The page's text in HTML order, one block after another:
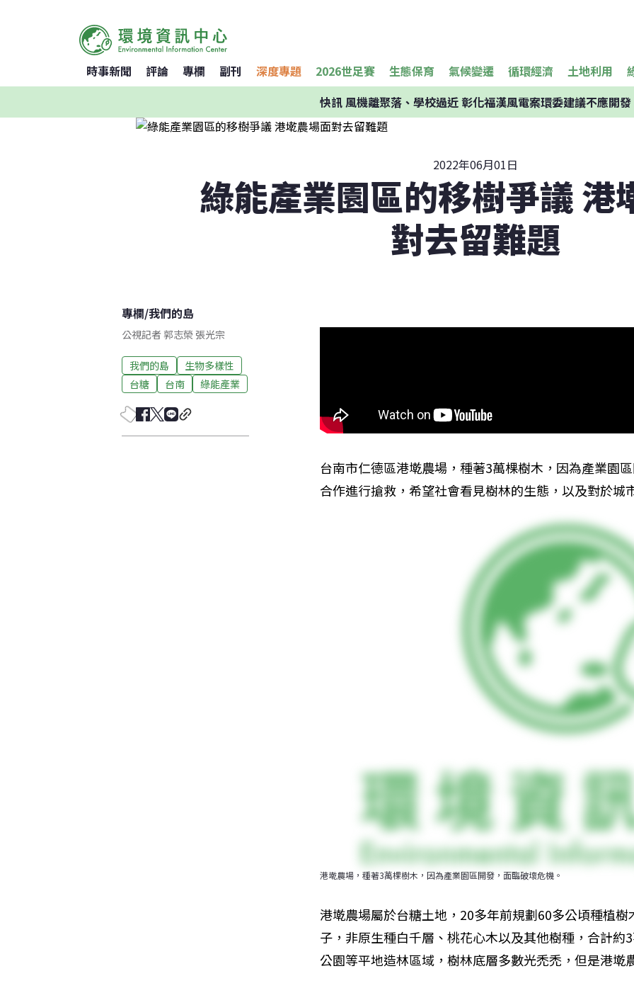
時事新聞 評論 專欄 副刊 深度專題 2026世足賽 生態保育 氣候變遷 循環經濟 土地利用
快訊風機離聚落、學校過近 彰化福漢風電案環委建議不應開發
2022年06月01日
綠能產業園區的移樹爭議 港
對去留難題
專欄/我們的島
公視記者 郭志榮 張光宗
我們的島
生物多樣性
台糖
台南 綠能產業
台南市仁德區港墘農場，種著3萬棵樹木，因為產業園
合作進行搶救，希望社會看見樹林的生態，以及對於城
港墘農場，種著3萬棵樹木，因為產業園區開發，面臨破壞危機。
港墘農場屬於台糖土地，20多年前規劃60多公頃種植
子，非原生種白千層、桃花心木以及其他樹種，合計約
公園等平地造林區域，樹林底層多數光禿禿，但是港墘